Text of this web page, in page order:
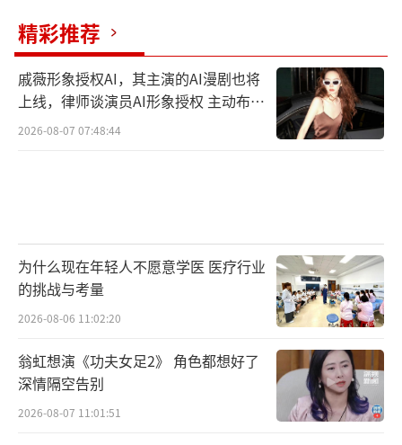
精彩推荐
戚薇形象授权AI，其主演的AI漫剧也将
上线，律师谈演员AI形象授权 主动布局
数字资产
2026-08-07 07:48:44
为什么现在年轻人不愿意学医 医疗行业
的挑战与考量
2026-08-06 11:02:20
翁虹想演《功夫女足2》 角色都想好了
深情隔空告别
2026-08-07 11:01:51